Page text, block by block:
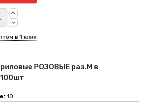
РОЗОВЫЕ раз.M в
10
в 1 клик